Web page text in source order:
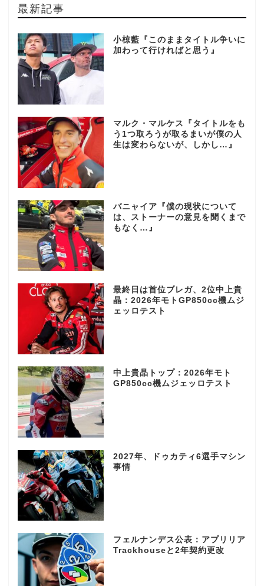
最新記事
小椋藍『このままタイトル争いに
加わって行ければと思う』
マルク・マルケス『タイトルをも
う1つ取ろうが取るまいが僕の人
生は変わらないが、しかし…』
バニャイア『僕の現状について
は、ストーナーの意見を聞くまで
もなく…』
最終日は首位ブレガ、2位中上貴
晶：2026年モトGP850cc機ムジ
ェッロテスト
中上貴晶トップ：2026年モト
GP850cc機ムジェッロテスト
2027年、ドゥカティ6選手マシン
事情
フェルナンデス公表：アプリリア
Trackhouseと2年契約更改